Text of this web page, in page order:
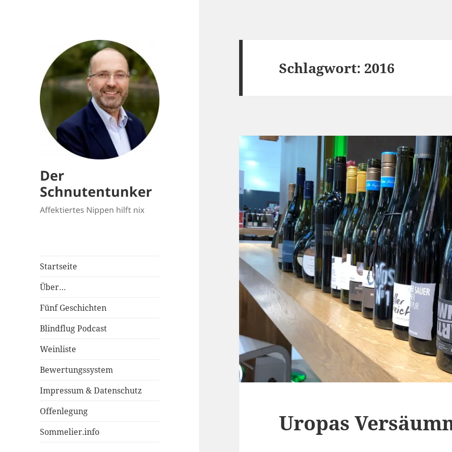
Der
Schnutentunker
Affektiertes Nippen hilft nix
Startseite
Über…
Fünf Geschichten
Blindflug Podcast
Weinliste
Bewertungssystem
Impressum & Datenschutz
Offenlegung
Sommelier.info
Schlagwort: 2016
Uropas